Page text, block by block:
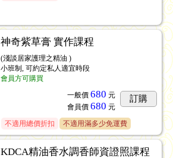
神奇紫草膏 實作課程
(淺談居家護理之精油 )
小班制, 可約定私人適宜時段
會員方可購買
一般價 680 元
會員價 680 元
訂購
不適用總價折扣 不適用滿多少免運費
KDCA精油香水調香師資證照課程